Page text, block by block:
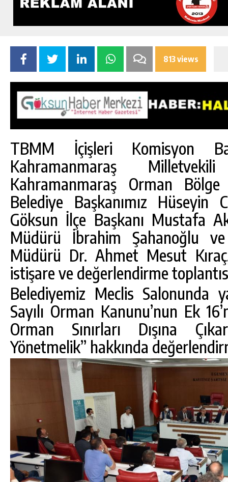
813 views
TBMM İçişleri Komisyon
Kahramanmaraş
Kahramanmaraş Orman
Belediye Başkanımız Hüseyin
Göksun İlçe Başkanı Mustafa
Müdürü İbrahim Şahanoğlu
Müdürü Dr. Ahmet Mesut
istişare ve değerlendirme
Belediyemiz Meclis Salonunda
Sayılı Orman Kanunu’nun Ek
Orman Sınırları Dışına
Yönetmelik” hakkında
GÜNLÜK HABER AKIŞI
GÖKSUN HAFIZLIK KIZ KUR’AN KURSU
ÖĞRENCILERINE DARENDE GEZISI.